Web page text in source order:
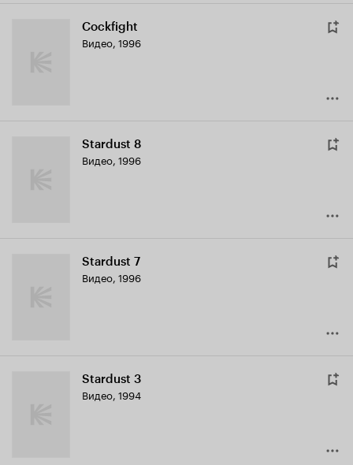
Cockfight
Видео, 1996
Stardust 8
Видео, 1996
Stardust 7
Видео, 1996
Stardust 3
Видео, 1994